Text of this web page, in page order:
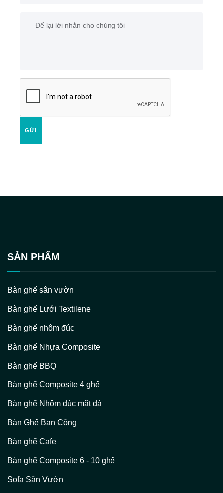
GỬI
SẢN PHẨM
Bàn ghế sân vườn
Bàn ghế Lưới Textilene
Bàn ghế nhôm đúc
Bàn ghế Nhựa Composite
Bàn ghế BBQ
Bàn ghế Composite 4 ghế
Bàn ghế Nhôm đúc mặt đá
Bàn Ghế Ban Công
Bàn ghế Cafe
Bàn ghế Composite 6 - 10 ghế
Sofa Sân Vườn